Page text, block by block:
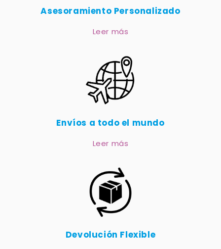
Asesoramiento Personalizado
Leer más
Envíos a todo el mundo
Leer más
Devolución Flexible